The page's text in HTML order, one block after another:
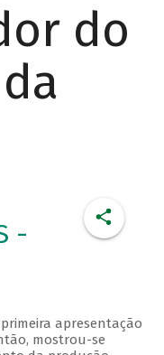
do
-
apresentação
mostrou-se